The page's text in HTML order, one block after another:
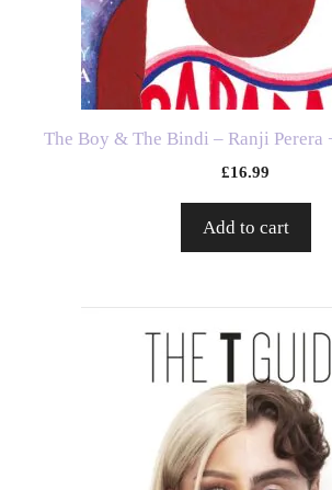
The Boy & The Bindi – Ranji Perera
£16.99
Add to cart